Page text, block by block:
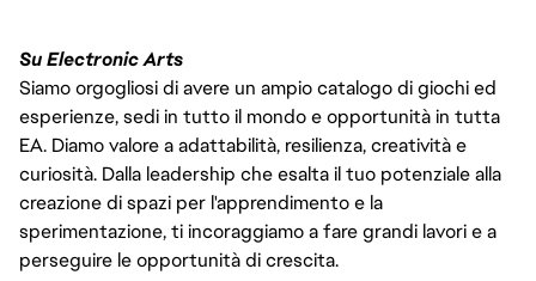
Su Electronic Arts
Siamo orgogliosi di avere un ampio catalogo di giochi ed
esperienze, sedi in tutto il mondo e opportunità in tutta
EA. Diamo valore a adattabilità, resilienza, creatività e
curiosità. Dalla leadership che esalta il tuo potenziale alla
creazione di spazi per l'apprendimento e la
sperimentazione, ti incoraggiamo a fare grandi lavori e a
perseguire le opportunità di crescita.